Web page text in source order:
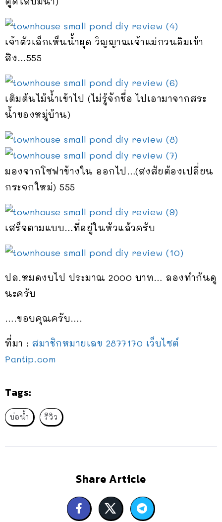
เจ้าตัวเล็กเห็นน้ำผุด วิญญาณเจ้าแม่กวนอิมเข้า
สิง…555
เติมต้นไม้น้ำเข้าไป (ไม่รู้จักชื่อ ไปเอามาจากสระ
น้ำของหมู่บ้าน)
มองจากโซฟาข้างใน ออกไป…(สงสัยต้องเปลี่ยน
กระจกใหม่) 555
เสร็จตามแบบ…ที่อยู่ในหัวแล้วครับ
ปล.หมดงบไป ประมาณ 2000 บาท… ลองทำกันดู
นะครับ
….ขอบคุณครับ….
ที่มา : สมาชิกหมายเลข 2877170 เว็บไซต์
Pantip.com
Tags:
บ่อน้ำ รีวิว
Share Article